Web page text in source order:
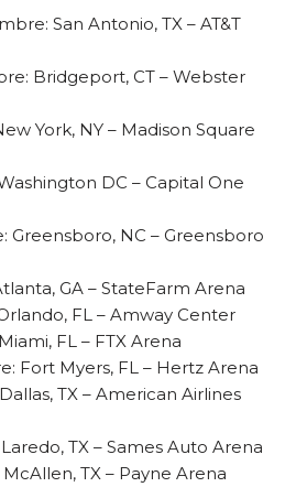
San Antonio, TX – AT&T
Bridgeport, CT – Webster
York, NY – Madison Square
DC – Capital One
Greensboro, NC – Greensboro
GA – StateFarm Arena
FL – Amway Center
FL – FTX Arena
Fort Myers, FL – Hertz Arena
TX – American Airlines
TX – Sames Auto Arena
TX – Payne Arena